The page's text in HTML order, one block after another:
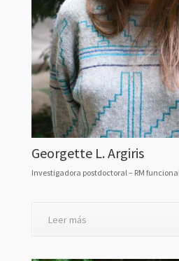
Georgette L. Argiris
Investigadora postdoctoral – RM
Leer más